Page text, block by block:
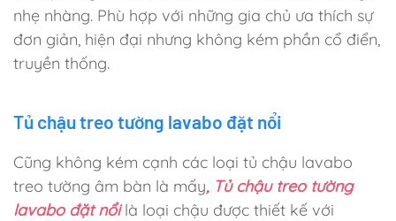
nhẹ nhàng. Phù hợp với những gia chủ ưa thích sự
đơn giản, hiện đại nhưng không kém phần cổ điển,
truyền thống.
Tủ chậu treo tường lavabo đặt nổi
Cũng không kém cạnh các loại tủ chậu lavabo
treo tường âm bàn là mấy, Tủ chậu treo tường
lavabo đặt nổilà loại chậu được thiết kế với